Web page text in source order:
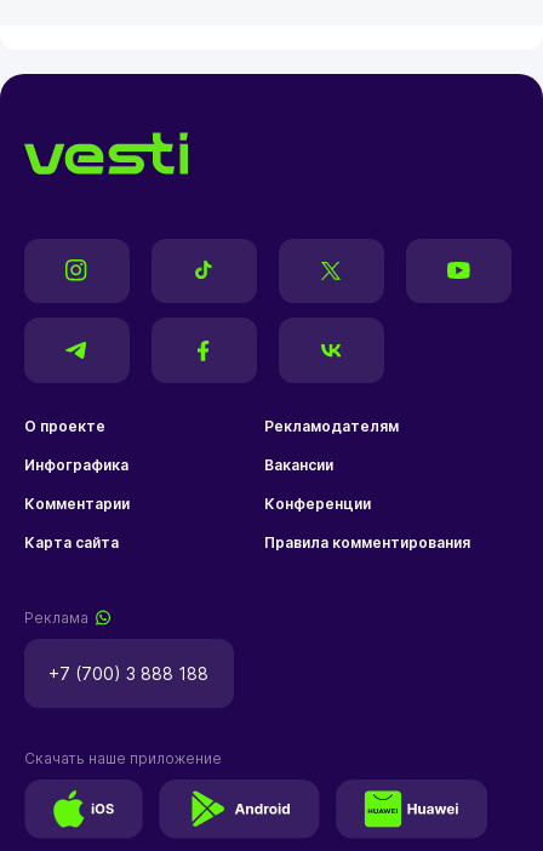
О проекте Рекламодателям
Инфографика Вакансии
Комментарии Конференции
Карта сайта Правила комментирования
Реклама
+7 (700) 3 888 188
Скачать наше приложение